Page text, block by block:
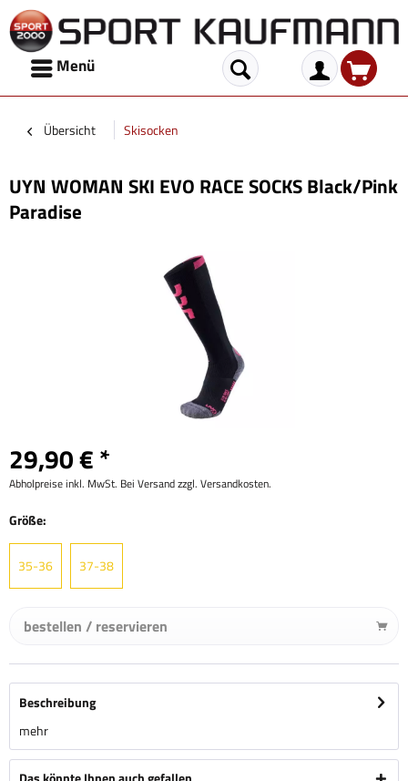
Menü
Übersicht Skisocken
UYN WOMAN SKI EVO RACE SOCKS Black/Pink
Paradise
29,90 € *
Abholpreise inkl. MwSt. Bei Versand zzgl. Versandkosten.
Größe:
35-36 37-38
bestellen / reservieren
Beschreibung
mehr